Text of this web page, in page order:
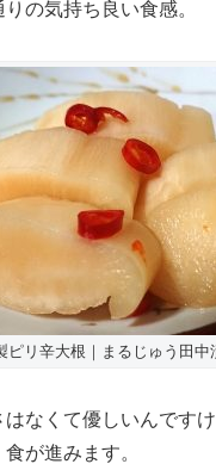
の気持ち良い食感。
ピリ辛大根｜まるじゅう田中
はなくて優しいんです
が進みます。